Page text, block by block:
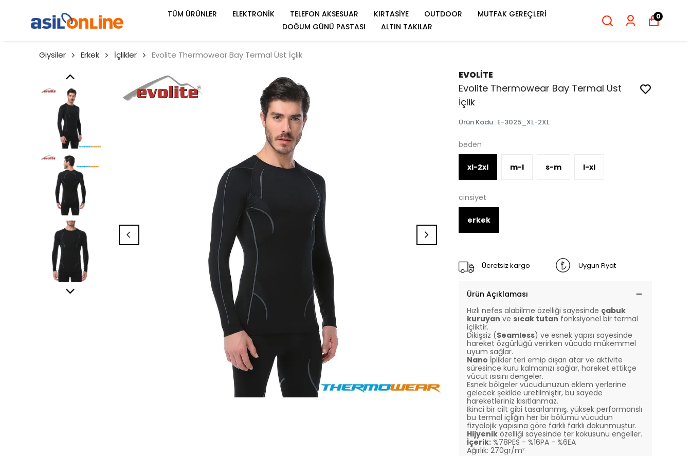
TÜM ÜRÜNLER ELEKTRONİK TELEFON AKSESUAR KIRTASİYE OUTDOOR
MUTFAK GEREÇLERİ
DOĞUM GÜNÜ PASTASI
ALTIN TAKILAR
0
Giysiler Erkek İçlikler Evolite Thermowear Bay Termal Üst İçlik
EVOLİTE
Evolite Thermowear Bay Termal Üst
İçlik
Ürün Kodu: E-3025_XL-2XL
beden
xl-2xl m-l s-m l-xl
cinsiyet
erkek
Ücretsiz kargo Uygun Fiyat
Ürün Açıklaması
Hızlı nefes alabilme özelliği sayesinde çabuk
kuruyan ve sıcak tutan fonksiyonel bir termal
içliktir.
Dikişsiz (Seamless) ve esnek yapısı sayesinde
hareket özgürlüğü verirken vücuda mükemmel
uyum sağlar.
Nano İplikler teri emip dışarı atar ve aktivite
süresince kuru kalmanızı sağlar, hareket ettikçe
vücut ısısını dengeler.
Esnek bölgeler vücudunuzun eklem yerlerine
gelecek şekilde üretilmiştir, bu sayede
hareketleriniz kısıtlanmaz.
İkinci bir cilt gibi tasarlanmış, yüksek performanslı
bu termal içliğin her bir bölümü vücudun
fizyolojik yapısına göre farklı farklı dokunmuştur.
Hijyenik özelliği sayesinde ter kokusunu engeller.
İçerik: %78PES - %16PA - %6EA
Ağırlık: 270gr/m²